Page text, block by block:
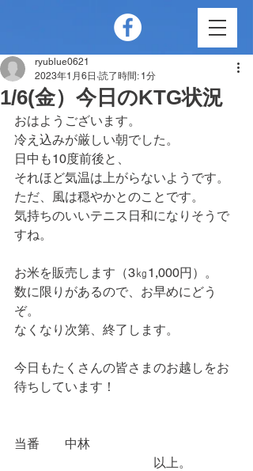
1/6(金）今日のKTG状況
ryublue0621
2023年1月6日 読了時間: 1分
おはようございます。
冷え込みが厳しい朝でした。
日中も10度前後と、
それほど気温は上がらないようです。
ただ、風は穏やかとのことです。
気持ちのいいテニス日和になりそうで
すね。
お米を販売します（3㎏1,000円）。
数に限りがあるので、お早めにどう
ぞ。
なくなり次第、終了します。
今日もたくさんの皆さまのお越しをお
待ちしています！
当番　　中林
以上。